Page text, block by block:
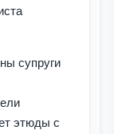
супруги
этюды с